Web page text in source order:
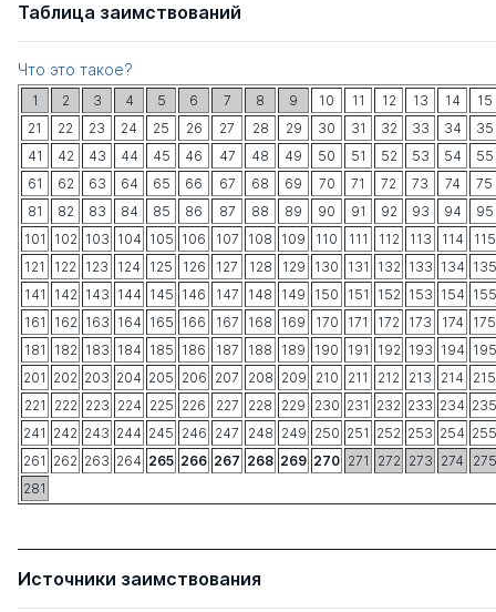
Таблица заимствований
Что это такое?
1 2 3 4 5 6 7 8 9 10 11 12 13 14
15
21
22 23 24 25 26 27 28 29 30 31 32 33 34
35
41
42 43 44 45 46 47 48 49 50 51 52 53 54
55
61
62 63 64 65 66 67 68 69 70 71 72 73 74
75
81
82 83 84 85 86 87 88 89 90 91 92 93 94
95
101
102 103 104 105 106 107 108 109 110 111 112 113 114
115
121
122 123 124 125 126 127 128 129 130 131 132 133 134 135
141
142 143 144 145 146 147 148 149 150 151 152 153 154 155
161
162 163 164 165 166 167 168 169 170 171 172 173 174
175
181
182 183 184 185 186 187 188 189 190 191 192 193 194 195
201 202 203 204 205 206 207 208 209 210 211 212 213 214
215
221
222 223 224 225 226 227 228 229 230 231 232 233 234 235
241 242 243 244 245 246 247 248 249 250 251 252 253 254 255
261 262 263 264 265 266 267 268 269 270 271 272 273 274
275
281
Источники заимствования